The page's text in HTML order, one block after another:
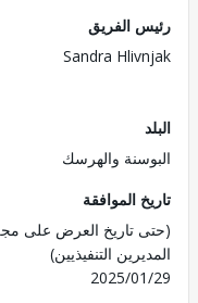
الفريق
Sandra
والهرسك
الموافقة
تاريخ العرض على مجلس
التنفيذيين)
2025/